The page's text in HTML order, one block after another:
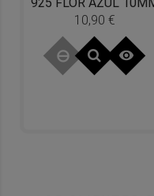
Precio
10,90 €
